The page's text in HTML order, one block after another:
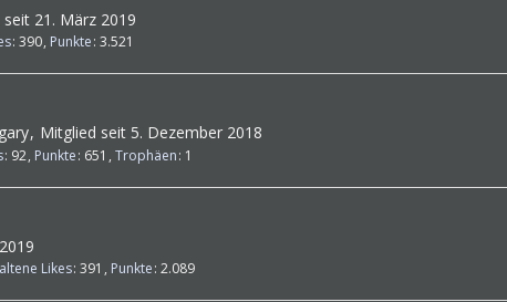
21. März 2019
390 Punkte 3.521
Mitglied seit 5. Dezember 2018
92 Punkte 651 Trophäen 1
Likes 391 Punkte 2.089